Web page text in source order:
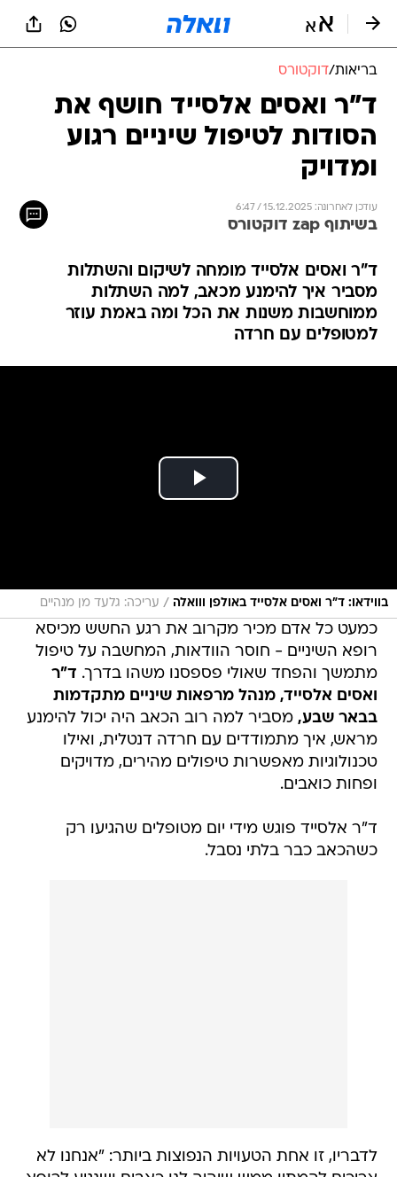
בריאות/דוקטורס
ד"ר ואסים אלסייד חושף את
הסודות לטיפול שיניים רגוע
ומדויק
עודכן לאחרונה: 15.12.2025 / 6:47
בשיתוף zap דוקטורס
ד"ר ואסים אלסייד מומחה לשיקום והשתלות
מסביר איך להימנע מכאב, למה השתלות
ממוחשבות משנות את הכל ומה באמת עוזר
למטופלים עם חרדה
בווידאו: ד"ר ואסים אלסייד באולפן ווואלה / עריכה: גלעד מן מנהיים
כמעט כל אדם מכיר מקרוב את רגע החשש מכיסא
רופא השיניים - חוסר הוודאות, המחשבה על טיפול
מתמשך והפחד שאולי פספסנו משהו בדרך. ד"ר
ואסים אלסייד, מנהל מרפאות שיניים מתקדמות
בבאר שבע, מסביר למה רוב הכאב היה יכול להימנע
מראש, איך מתמודדים עם חרדה דנטלית, ואילו
טכנולוגיות מאפשרות טיפולים מהירים, מדויקים
ופחות כואבים.
ד"ר אלסייד פוגש מידי יום מטופלים שהגיעו רק
כשהכאב כבר בלתי נסבל.
לדבריו, זו אחת הטעויות הנפוצות ביותר: "אנחנו לא